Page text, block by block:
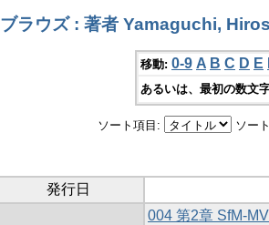
ブラウズ : 著者 Yamaguchi,
移動: 0-9 A B C D E
あるいは、最初の数文
ソート項目: ソー
発行日
004 第2章 SfM-